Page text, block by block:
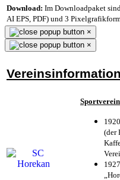
Download: Im Downloadpaket
AI EPS, PDF) und 3
×
×
(der